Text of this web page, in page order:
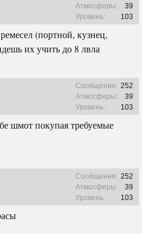
Атмосферы:
39
Уровень:
103
(портной, кузнец,
их учить до 8 лвла
Сообщения: 252
Атмосферы:
39
Уровень:
103
шмот покупая требуемые
Сообщения: 252
Атмосферы:
39
Уровень:
103